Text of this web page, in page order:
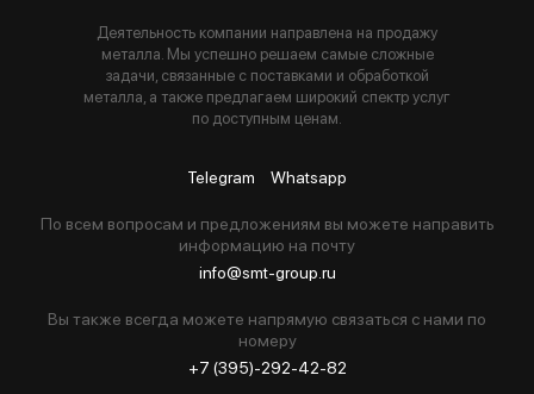
Деятельность компании направлена на продажу
металла. Мы успешно решаем самые сложные
задачи, связанные с поставками и обработкой
металла, а также предлагаем широкий спектр услуг
по доступным ценам.
Telegram Whatsapp
По всем вопросам и предложениям вы можете направить
информацию на почту
info@smt-group.ru
Вы также всегда можете напрямую связаться с нами по
номеру
+7 (395)-292-42-82